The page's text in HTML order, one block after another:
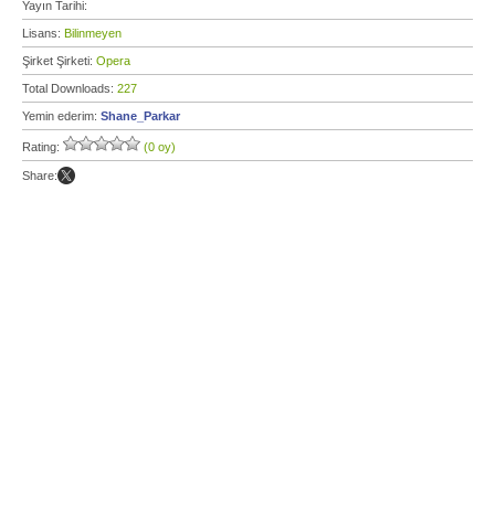
Yayın Tarihi:
Lisans: Bilinmeyen
Şirket Şirketi: Opera
Total Downloads: 227
Yemin ederim: Shane_Parkar
Rating: (0 oy)
Share: